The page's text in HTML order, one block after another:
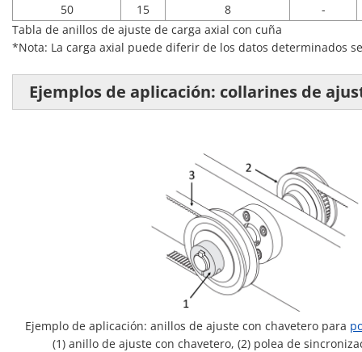
50
15 8
-
Tabla de anillos de ajuste de carga axial con cuña
*Nota: La carga axial puede diferir de los datos determinados
Ejemplos de aplicación: collarines de
Ejemplo de aplicación: anillos de ajuste con chavetero para
(1) anillo de ajuste con chavetero, (2) polea de